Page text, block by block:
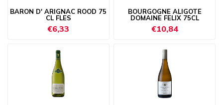
BARON D' ARIGNAC ROOD 75
CL FLES
€6,33
BOURGOGNE ALIGOTÉ
DOMAINE FELIX 75CL
€10,84